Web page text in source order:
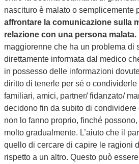
nascituro è malato o semplicemente
affrontare la comunicazione sulla
relazione con una persona malata.
maggiorenne che ha un problema di
direttamente informata dal medico
in possesso delle informazioni
diritto di tenerle per sé o
familiari, amici, partner/ fidanzato/
decidono fin da subito di
non lo fanno proprio, finché
molto gradualmente. L’aiuto che il
quello di cercare di capire le ragioni
rispetto a un altro. Questo può